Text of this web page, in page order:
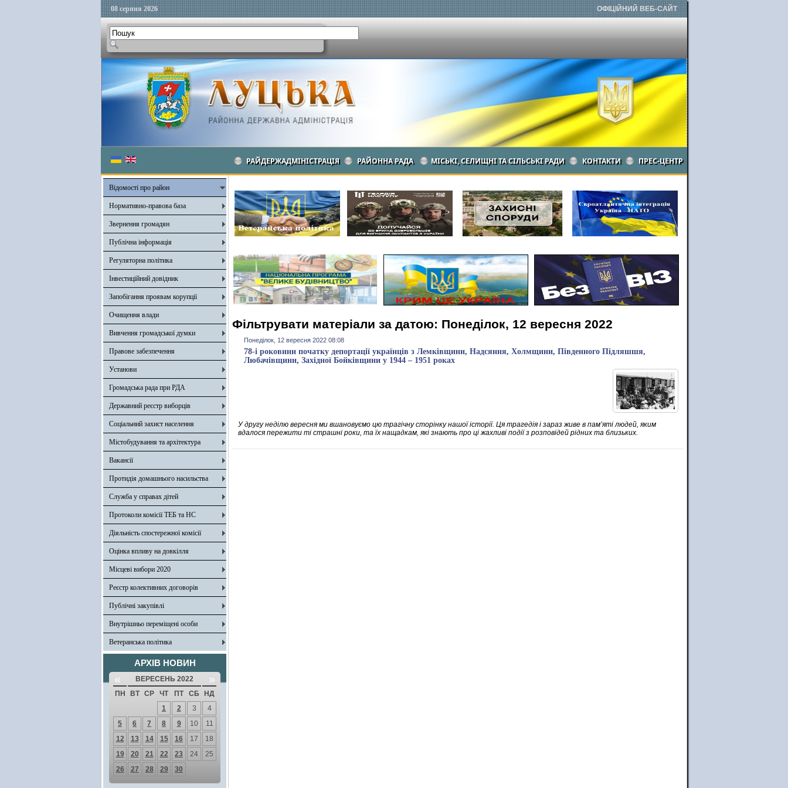
08 серпня 2026 ОФІЦІЙНИЙ ВЕБ-САЙТ
РАЙДЕРЖАДМІНІСТРАЦІЯ РАЙОННА РАДА МІСЬКІ, СЕЛИЩНІ ТА СІЛЬСЬКІ РАДИ КОНТАКТИ ПРЕС-ЦЕНТР
Відомості про район
Нормативно-правова база
Звернення громадян
Публічна інформація
Регуляторна політика
Інвестиційний довідник
Запобігання проявам корупції
Очищення влади
Вивчення громадської думки
Правове забезпечення
Установи
Громадська рада при РДА
Державний реєстр виборців
Соціальний захист населення
Містобудування та архітектура
Вакансії
Протидія домашнього насильства
Служба у справах дітей
Протоколи комісії ТЕБ та НС
Діяльність спостережної комісії
Оцінка впливу на довкілля
Місцеві вибори 2020
Реєстр колективних договорів
Публічні закупівлі
Внутрішньо переміщені особи
Ветеранська політика
АРХІВ НОВИН
« ВЕРЕСЕНЬ 2022 »
ПН ВТ СР ЧТ ПТ СБ
НД
1
2 3
4
5
6 7 8 9 10
11
12
13 14 15 16 17
18
19
20 21 22 23 24
25
26
27 28 29 30
Фільтрувати матеріали за датою: Понеділок, 12 вересня 2022
Понеділок, 12 вересня 2022 08:08
78-і роковини початку депортації українців з Лемківщини, Надсяння, Холмщини, Південного Підляшшя,
Любачівщини, Західної Бойківщини у 1944 – 1951 роках
У другу неділю вересня ми вшановуємо цю трагічну сторінку нашої історії. Ця трагедія і зараз живе в пам’яті людей, яким
вдалося пережити ті страшні роки, та їх нащадкам, які знають про ці жахливі події з розповідей рідних та близьких.